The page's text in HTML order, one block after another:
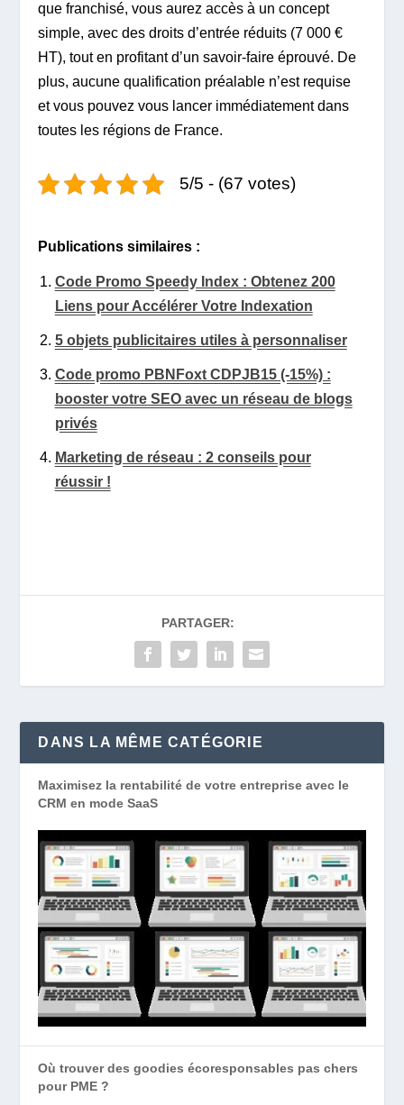
que franchisé, vous aurez accès à un concept
simple, avec des droits d’entrée réduits (7 000 €
HT), tout en profitant d’un savoir-faire éprouvé. De
plus, aucune qualification préalable n’est requise
et vous pouvez vous lancer immédiatement dans
toutes les régions de France.
5/5 - (67 votes)
Publications similaires :
Code Promo Speedy Index : Obtenez 200
Liens pour Accélérer Votre Indexation
5 objets publicitaires utiles à personnaliser
Code promo PBNFoxt CDPJB15 (-15%) :
booster votre SEO avec un réseau de blogs
privés
Marketing de réseau : 2 conseils pour
réussir !
PARTAGER:
DANS LA MÊME CATÉGORIE
Maximisez la rentabilité de votre entreprise avec le
CRM en mode SaaS
Où trouver des goodies écoresponsables pas chers
pour PME ?